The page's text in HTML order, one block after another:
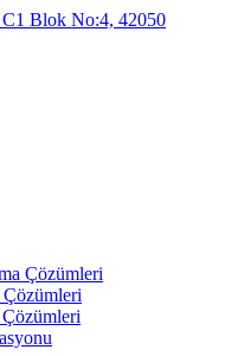
Blok No:4, 42050
Çözümleri
Çözümleri
Çözümleri